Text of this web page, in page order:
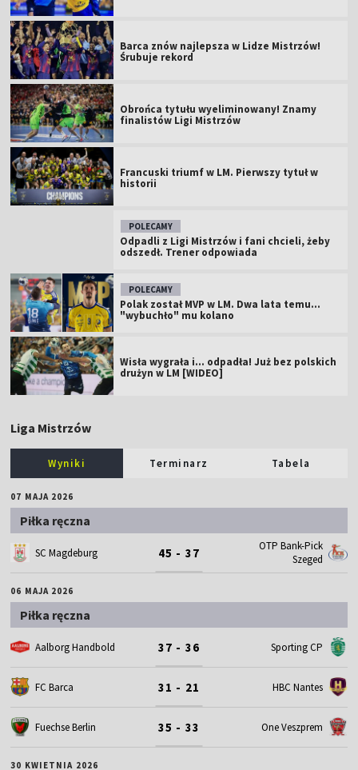
Barca znów najlepsza w Lidze Mistrzów!
Śrubuje rekord
Obrońca tytułu wyeliminowany! Znamy
finalistów Ligi Mistrzów
Francuski triumf w LM. Pierwszy tytuł w
historii
POLECAMY
Odpadli z Ligi Mistrzów i fani chcieli, żeby
odszedł. Trener odpowiada
POLECAMY
Polak został MVP w LM. Dwa lata temu...
"wybuchło" mu kolano
Wisła wygrała i... odpadła! Już bez polskich
drużyn w LM [WIDEO]
Liga Mistrzów
Wyniki Terminarz Tabela
07 MAJA 2026
Piłka ręczna
SC Magdeburg 45 - 37
OTP Bank-Pick
Szeged
06 MAJA 2026
Piłka ręczna
Aalborg Handbold 37 - 36 Sporting CP
FC Barca 31 - 21 HBC Nantes
Fuechse Berlin 35 - 33 One Veszprem
30 KWIETNIA 2026